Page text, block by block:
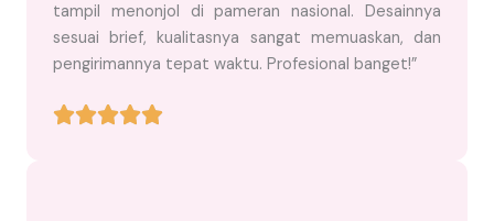
tampil menonjol di pameran nasional. Desainnya
sesuai brief, kualitasnya sangat memuaskan, dan
pengirimannya tepat waktu. Profesional banget!”